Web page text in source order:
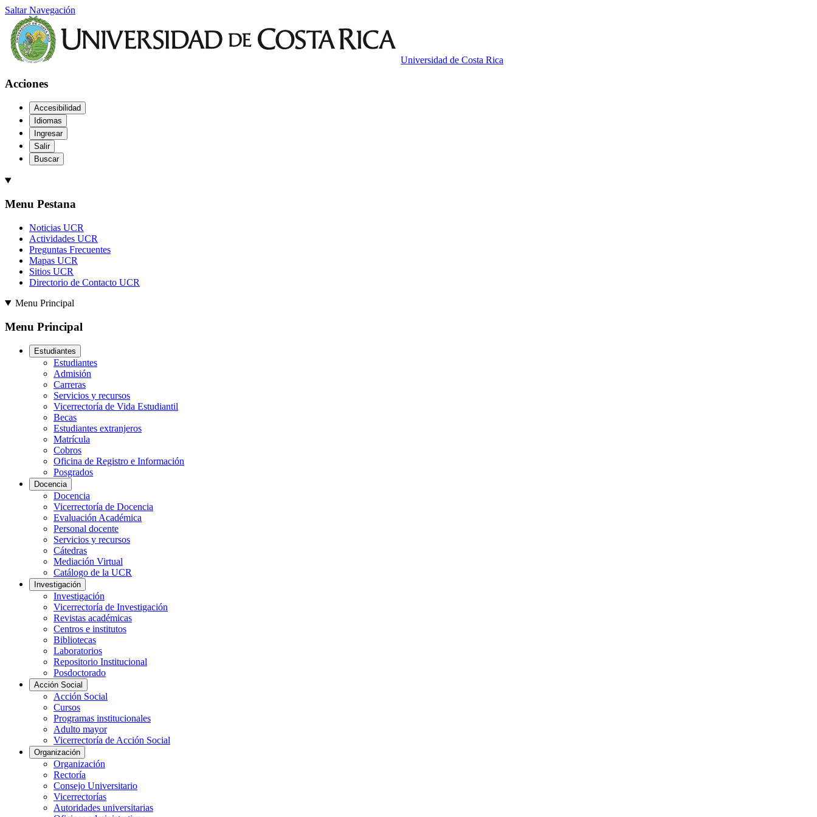
Saltar Navegación
Universidad de Costa Rica
Acciones
Accesibilidad
Idiomas
Ingresar
Salir
Buscar
Menu Pestana
Noticias UCR
Actividades UCR
Preguntas Frecuentes
Mapas UCR
Sitios UCR
Directorio de Contacto UCR
Menu Principal
Menu Principal
Estudiantes
Estudiantes
Admisión
Carreras
Servicios y recursos
Vicerrectoría de Vida Estudiantil
Becas
Estudiantes extranjeros
Matrícula
Cobros
Oficina de Registro e Información
Posgrados
Docencia
Docencia
Vicerrectoría de Docencia
Evaluación Académica
Personal docente
Servicios y recursos
Cátedras
Mediación Virtual
Catálogo de la UCR
Investigación
Investigación
Vicerrectoría de Investigación
Revistas académicas
Centros e institutos
Bibliotecas
Laboratorios
Repositorio Institucional
Posdoctorado
Acción Social
Acción Social
Cursos
Programas institucionales
Adulto mayor
Vicerrectoría de Acción Social
Organización
Organización
Rectoría
Consejo Universitario
Vicerrectorías
Autoridades universitarias